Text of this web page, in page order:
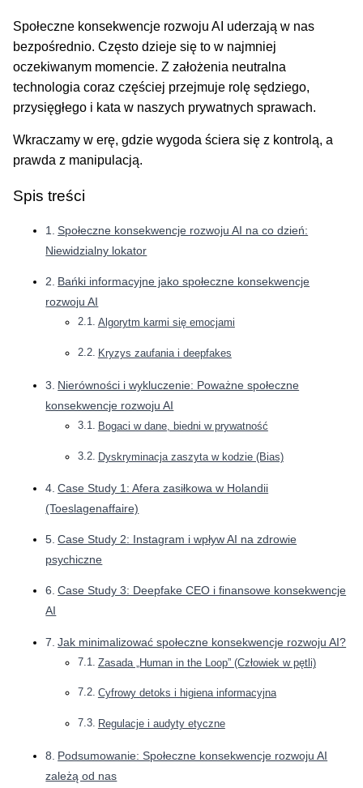
Społeczne konsekwencje rozwoju AI uderzają w nas
bezpośrednio. Często dzieje się to w najmniej
oczekiwanym momencie. Z założenia neutralna
technologia coraz częściej przejmuje rolę sędziego,
przysięgłego i kata w naszych prywatnych sprawach.
Wkraczamy w erę, gdzie wygoda ściera się z kontrolą, a
prawda z manipulacją.
Spis treści
Społeczne konsekwencje rozwoju AI na co dzień:
Niewidzialny lokator
Bańki informacyjne jako społeczne konsekwencje
rozwoju AI
Algorytm karmi się emocjami
Kryzys zaufania i deepfakes
Nierówności i wykluczenie: Poważne społeczne
konsekwencje rozwoju AI
Bogaci w dane, biedni w prywatność
Dyskryminacja zaszyta w kodzie (Bias)
Case Study 1: Afera zasiłkowa w Holandii
(Toeslagenaffaire)
Case Study 2: Instagram i wpływ AI na zdrowie
psychiczne
Case Study 3: Deepfake CEO i finansowe konsekwencje
AI
Jak minimalizować społeczne konsekwencje rozwoju AI?
Zasada „Human in the Loop” (Człowiek w pętli)
Cyfrowy detoks i higiena informacyjna
Regulacje i audyty etyczne
Podsumowanie: Społeczne konsekwencje rozwoju AI
zależą od nas